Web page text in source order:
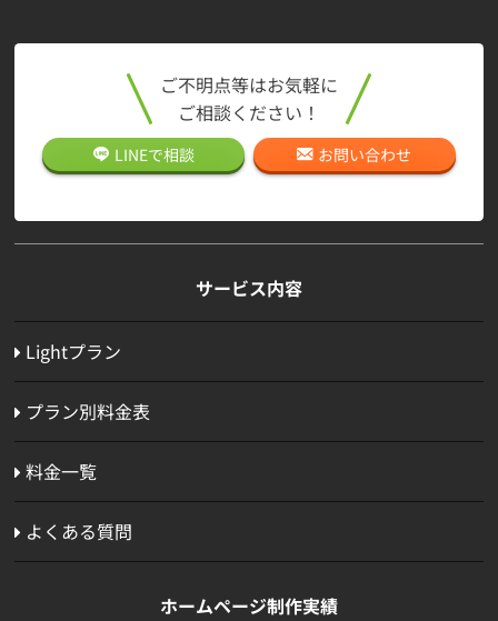
ご不明点等はお気軽に
ご相談ください！
LINEで相談 お問い合わせ
サービス内容
Lightプラン
プラン別料金表
料金一覧
よくある質問
ホームページ制作実績